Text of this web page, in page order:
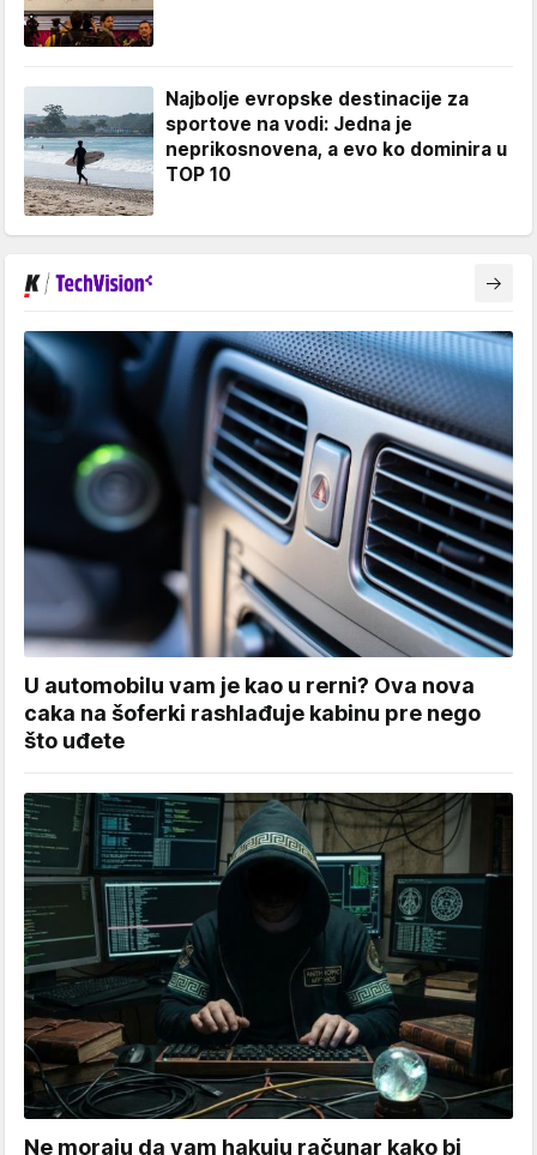
Najbolje evropske destinacije za
sportove na vodi: Jedna je
neprikosnovena, a evo ko dominira u
TOP 10
U automobilu vam je kao u rerni? Ova nova
caka na šoferki rashlađuje kabinu pre nego
što uđete
Ne moraju da vam hakuju računar kako bi